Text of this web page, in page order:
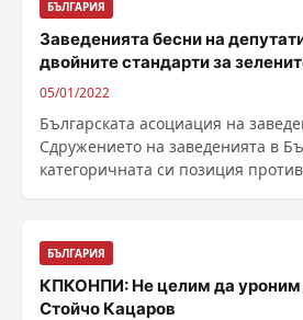
БЪЛГАРИЯ
Заведенията бесни на
двойните стандарти за
05/01/2022
Българската асоциация на
Сдружението на заведенията в
категоричната си позиция против
БЪЛГАРИЯ
КПКОНПИ: Не целим да уроним
Стойчо Кацаров